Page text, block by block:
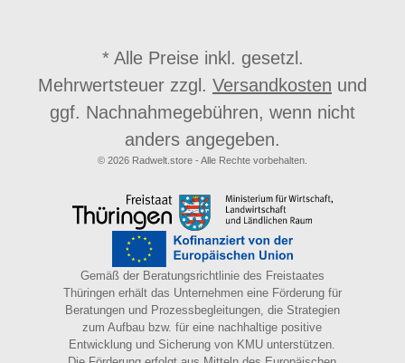
* Alle Preise inkl. gesetzl.
Mehrwertsteuer zzgl. Versandkosten und
ggf. Nachnahmegebühren, wenn nicht
anders angegeben.
© 2026 Radwelt.store - Alle Rechte vorbehalten.
Gemäß der Beratungsrichtlinie des Freistaates
Thüringen erhält das Unternehmen eine Förderung für
Beratungen und Prozessbegleitungen, die Strategien
zum Aufbau bzw. für eine nachhaltige positive
Entwicklung und Sicherung von KMU unterstützen.